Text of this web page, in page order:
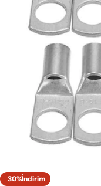
0 pencerede aç
30%İndirim